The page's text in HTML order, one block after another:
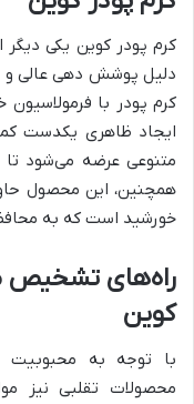
کرم پودر کوین یکی
دلیل پوشش دهی عالی و
کرم پودر با
ایجاد ظاهری یکدست
متنوعی عرضه می‌شود تا
همچنین، این محصول
خورشید است که به
راه‌های تشخیص
کوین
با توجه به محبوبیت
محصولات تقلبی نیز